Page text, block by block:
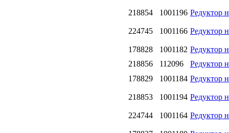
218854 1001196 Редуктор
224745 1001166 Редуктор
178828 1001182 Редуктор
218856
112096
Редуктор
178829
1001184 Редуктор
218853 1001194 Редуктор
224744 1001164 Редуктор